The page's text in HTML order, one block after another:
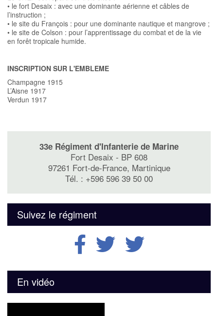
• le fort Desaix : avec une dominante aérienne et câbles de
l’instruction ;
• le site du François : pour une dominante nautique et mangrove ;
• le site de Colson : pour l’apprentissage du combat et de la vie
en forêt tropicale humide.
INSCRIPTION SUR L'EMBLEME
Champagne 1915
L’Aisne 1917
Verdun 1917
33e Régiment d'Infanterie de Marine
Fort Desaix - BP 608
97261 Fort-de-France, Martinique
Tél. : +596 596 39 50 00
Suivez le régiment
En vidéo